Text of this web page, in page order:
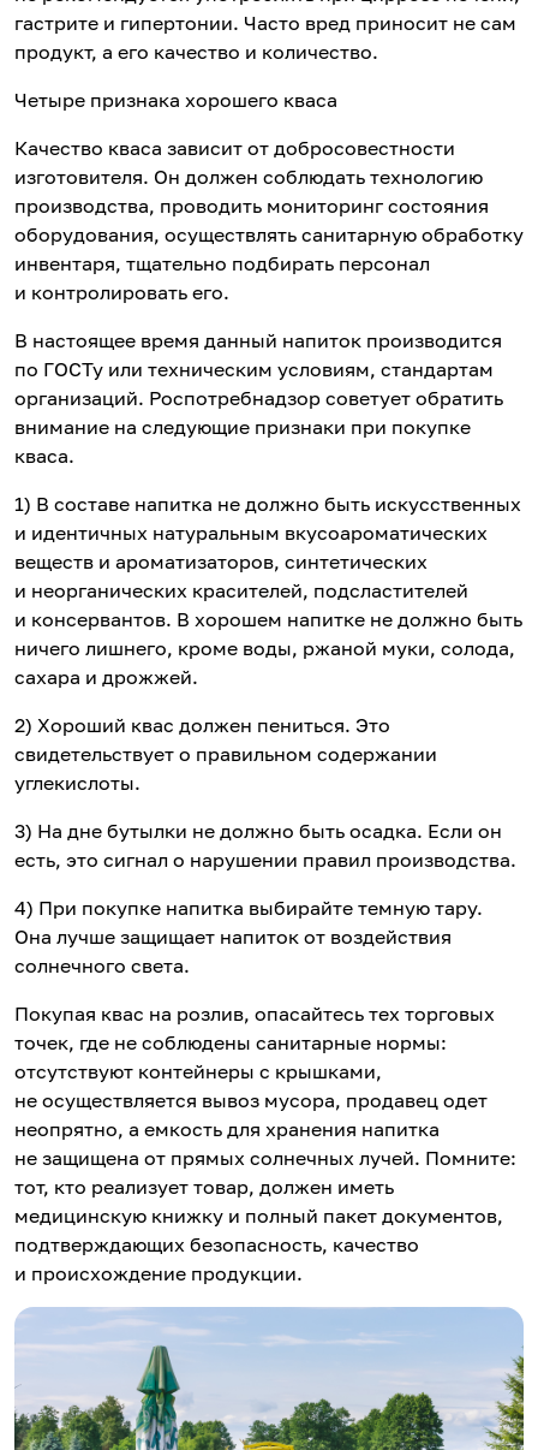
гастрите и гипертонии. Часто вред приносит не сам
продукт, а его качество и количество.
Четыре признака хорошего кваса
Качество кваса зависит от добросовестности
изготовителя. Он должен соблюдать технологию
производства, проводить мониторинг состояния
оборудования, осуществлять санитарную обработку
инвентаря, тщательно подбирать персонал
и контролировать его.
В настоящее время данный напиток производится
по ГОСТу или техническим условиям, стандартам
организаций. Роспотребнадзор советует обратить
внимание на следующие признаки при покупке
кваса.
1) В составе напитка не должно быть искусственных
и идентичных натуральным вкусоароматических
веществ и ароматизаторов, синтетических
и неорганических красителей, подсластителей
и консервантов. В хорошем напитке не должно быть
ничего лишнего, кроме воды, ржаной муки, солода,
сахара и дрожжей.
2) Хороший квас должен пениться. Это
свидетельствует о правильном содержании
углекислоты.
3) На дне бутылки не должно быть осадка. Если он
есть, это сигнал о нарушении правил производства.
4) При покупке напитка выбирайте темную тару.
Она лучше защищает напиток от воздействия
солнечного света.
Покупая квас на розлив, опасайтесь тех торговых
точек, где не соблюдены санитарные нормы:
отсутствуют контейнеры с крышками,
не осуществляется вывоз мусора, продавец одет
неопрятно, а емкость для хранения напитка
не защищена от прямых солнечных лучей. Помните:
тот, кто реализует товар, должен иметь
медицинскую книжку и полный пакет документов,
подтверждающих безопасность, качество
и происхождение продукции.